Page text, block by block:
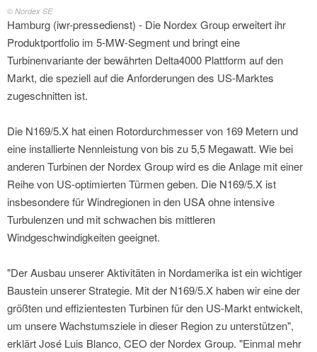
© Nordex SE
Hamburg (iwr-pressedienst) - Die Nordex Group erweitert ihr
Produktportfolio im 5-MW-Segment und bringt eine
Turbinenvariante der bewährten Delta4000 Plattform auf den
Markt, die speziell auf die Anforderungen des US-Marktes
zugeschnitten ist.
Die N169/5.X hat einen Rotordurchmesser von 169 Metern und
eine installierte Nennleistung von bis zu 5,5 Megawatt. Wie bei
anderen Turbinen der Nordex Group wird es die Anlage mit einer
Reihe von US-optimierten Türmen geben. Die N169/5.X ist
insbesondere für Windregionen in den USA ohne intensive
Turbulenzen und mit schwachen bis mittleren
Windgeschwindigkeiten geeignet.
"Der Ausbau unserer Aktivitäten in Nordamerika ist ein wichtiger
Baustein unserer Strategie. Mit der N169/5.X haben wir eine der
größten und effizientesten Turbinen für den US-Markt entwickelt,
um unsere Wachstumsziele in dieser Region zu unterstützen",
erklärt José Luis Blanco, CEO der Nordex Group. "Einmal mehr